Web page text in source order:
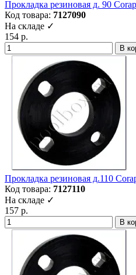
Прокладка резиновая д. 90
Код товара: 7127090
На складе ✓
154 р.
В
Прокладка резиновая д.110
Код товара: 7127110
На складе ✓
157 р.
В